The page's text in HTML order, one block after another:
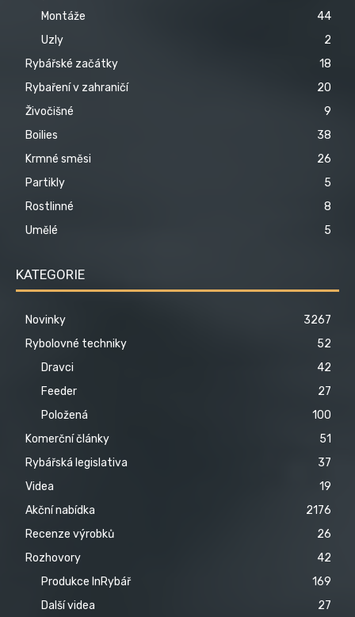
Montáže
44
Uzly
2
Rybářské začátky
18
Rybaření v zahraničí
20
Živočišné
9
Boilies
38
Krmné směsi
26
Partikly
5
Rostlinné
8
Umělé
5
KATEGORIE
Novinky
3267
Rybolovné techniky
52
Dravci
42
Feeder
27
Položená
100
Komerční články
51
Rybářská legislativa
37
Videa
19
Akční nabídka
2176
Recenze výrobků
26
Rozhovory
42
Produkce InRybář
169
Další videa
27